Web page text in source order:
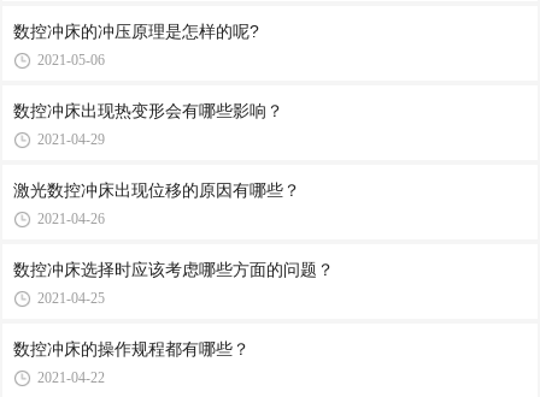
数控冲床的冲压原理是怎样的呢?
2021-05-06
数控冲床出现热变形会有哪些影响？
2021-04-29
激光数控冲床出现位移的原因有哪些？
2021-04-26
数控冲床选择时应该考虑哪些方面的问题？
2021-04-25
数控冲床​的操作规程都有哪些？
2021-04-22